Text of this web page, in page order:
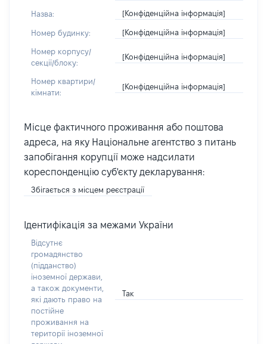
Назва: [Конфіденційна інформація]
Номер будинку: [Конфіденційна інформація]
Номер корпусу/
секції/блоку:
[Конфіденційна інформація]
Номер квартири/
кімнати:
[Конфіденційна інформація]
Місце фактичного проживання або поштова
адреса, на яку Національне агентство з питань
запобігання корупції може надсилати
кореспонденцію суб'єкту декларування:
Збігається з місцем реєстрації
Ідентифікація за межами України
Відсутнє
громадянство
(підданство)
іноземної держави,
а також документи,
які дають право на
постійне
проживання на
території іноземної
Так